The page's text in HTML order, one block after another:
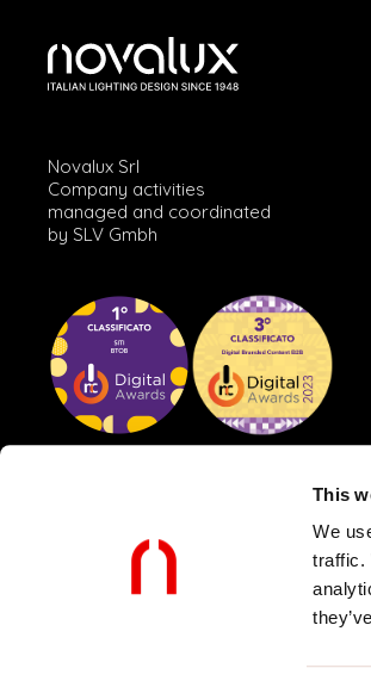
This
We
traffic.
Novalux Srl
Company activities
managed and coordinated
by SLV Gmbh
POLÍTICAS PARA CLIENTES Y PROVEEDORES